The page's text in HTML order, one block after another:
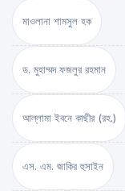
মাওলানা শামসুল হক
ড. মুহাম্মদ ফজলুর রহমান
আল্লামা ইবনে কাছীর (রহ.)
এস. এম. জাকির হুসাইন